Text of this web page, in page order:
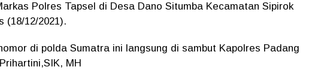
Polres Tapsel di Desa Dano Situmba Kecamatan Sipirok
(18/12/2021).
di polda Sumatra ini langsung di sambut Kapolres Padang
MH